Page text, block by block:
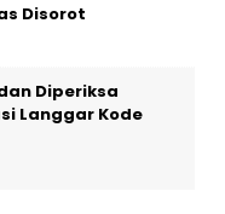
Disorot
Diperiksa
Langgar Kode